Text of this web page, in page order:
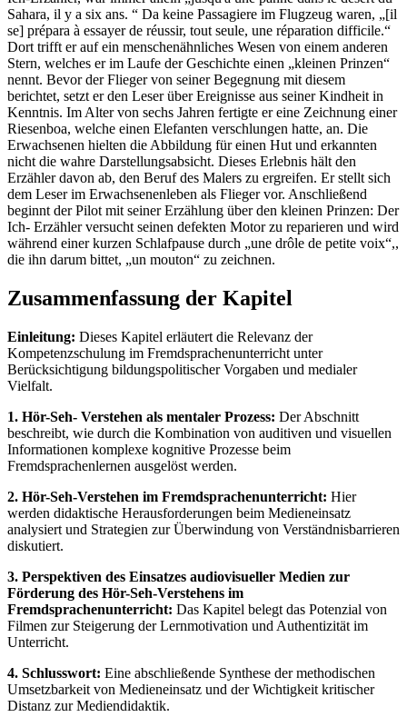
Sahara, il y a six ans. “ Da keine Passagiere im Flugzeug waren, „[il
se] prépara à essayer de réussir, tout seule, une réparation difficile.“
Dort trifft er auf ein menschenähnliches Wesen von einem anderen
Stern, welches er im Laufe der Geschichte einen „kleinen Prinzen“
nennt. Bevor der Flieger von seiner Begegnung mit diesem
berichtet, setzt er den Leser über Ereignisse aus seiner Kindheit in
Kenntnis. Im Alter von sechs Jahren fertigte er eine Zeichnung einer
Riesenboa, welche einen Elefanten verschlungen hatte, an. Die
Erwachsenen hielten die Abbildung für einen Hut und erkannten
nicht die wahre Darstellungsabsicht. Dieses Erlebnis hält den
Erzähler davon ab, den Beruf des Malers zu ergreifen. Er stellt sich
dem Leser im Erwachsenenleben als Flieger vor. Anschließend
beginnt der Pilot mit seiner Erzählung über den kleinen Prinzen: Der
Ich- Erzähler versucht seinen defekten Motor zu reparieren und wird
während einer kurzen Schlafpause durch „une drôle de petite voix“,,
die ihn darum bittet, „un mouton“ zu zeichnen.
Zusammenfassung der Kapitel
Einleitung: Dieses Kapitel erläutert die Relevanz der
Kompetenzschulung im Fremdsprachenunterricht unter
Berücksichtigung bildungspolitischer Vorgaben und medialer
Vielfalt.
1. Hör-Seh- Verstehen als mentaler Prozess: Der Abschnitt
beschreibt, wie durch die Kombination von auditiven und visuellen
Informationen komplexe kognitive Prozesse beim
Fremdsprachenlernen ausgelöst werden.
2. Hör-Seh-Verstehen im Fremdsprachenunterricht: Hier
werden didaktische Herausforderungen beim Medieneinsatz
analysiert und Strategien zur Überwindung von Verständnisbarrieren
diskutiert.
3. Perspektiven des Einsatzes audiovisueller Medien zur
Förderung des Hör-Seh-Verstehens im
Fremdsprachenunterricht: Das Kapitel belegt das Potenzial von
Filmen zur Steigerung der Lernmotivation und Authentizität im
Unterricht.
4. Schlusswort: Eine abschließende Synthese der methodischen
Umsetzbarkeit von Medieneinsatz und der Wichtigkeit kritischer
Distanz zur Mediendidaktik.